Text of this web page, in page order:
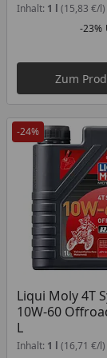
Inhalt: 1 l (15,83 €/l)
-23%
Zum
-24%
Liqui Moly 4T
10W-60
L
Inhalt: 1 l (16,71 €/l)